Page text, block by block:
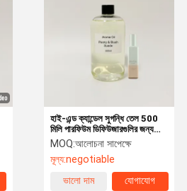
হাই-এন্ড ক্যান্ডেল সুগন্ধি তেল 500
মিলি পারফিউম ডিফিউজারগুলির জন্য
সুগন্ধি তেল
MOQ:আলোচনা সাপেক্ষে
মূল্য:negotiable
ভালো দাম
যোগাযোগ